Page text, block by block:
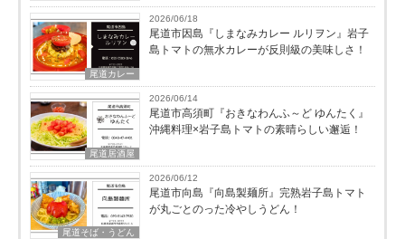
尾道カレー
2026/06/18
尾道市因島『しまなみカレー ルリヲン』岩子
島トマトの無水カレーが反則級の美味しさ！
尾道居酒屋
2026/06/14
尾道市高須町『おきなわんふ～ど ゆんたく』
沖縄料理×岩子島トマトの素晴らしい邂逅！
尾道そば・うどん
2026/06/12
尾道市向島『向島製麺所』完熟岩子島トマト
が丸ごとのった冷やしうどん！